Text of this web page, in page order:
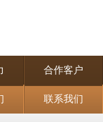
合作客户
联系我们